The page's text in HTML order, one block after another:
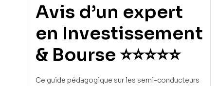
Avis d’un expert
en Investissement
& Bourse ⭐⭐⭐⭐⭐
Ce guide pédagogique sur les semi-conducteurs